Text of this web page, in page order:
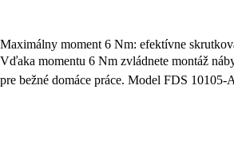
Maximálny moment 6 Nm: efektívne
Vďaka momentu 6 Nm zvládnete montáž
pre bežné domáce práce. Model FDS